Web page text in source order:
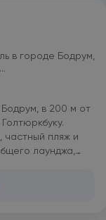
в городе Бодрум,
в 200 м от
частный пляж и
лаунджа,
стойка